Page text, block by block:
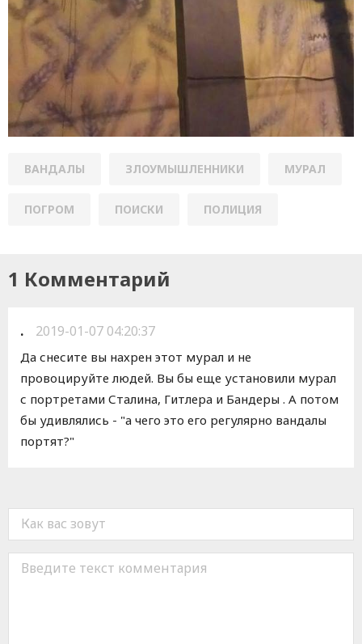
ВАНДАЛЫ ЗЛОУМЫШЛЕННИКИ МУРАЛ
ПОГРОМ ПОИСКИ ПОЛИЦИЯ
1 Комментарий
. 2019-01-07 04:20:37
Да снесите вы нахрен этот мурал и не
провоцируйте людей. Вы бы еще установили мурал
с портретами Сталина, Гитлера и Бандеры . А потом
бы удивлялись - "а чего это его регулярно вандалы
портят?"